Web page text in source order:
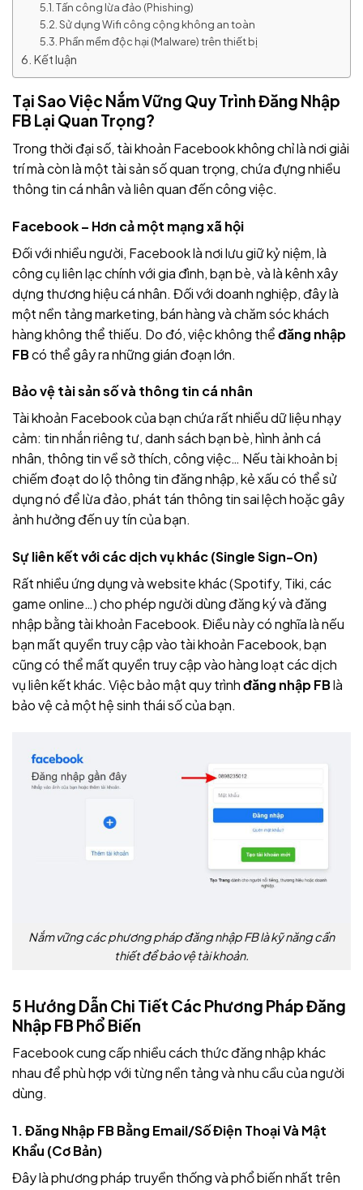
Tấn công lừa đảo (Phishing)
Sử dụng Wifi công cộng không an toàn
Phần mềm độc hại (Malware) trên thiết bị
Kết luận
Tại Sao Việc Nắm Vững Quy Trình Đăng Nhập
FB Lại Quan Trọng?
Trong thời đại số, tài khoản Facebook không chỉ là nơi giải
trí mà còn là một tài sản số quan trọng, chứa đựng nhiều
thông tin cá nhân và liên quan đến công việc.
Facebook – Hơn cả một mạng xã hội
Đối với nhiều người, Facebook là nơi lưu giữ kỷ niệm, là
công cụ liên lạc chính với gia đình, bạn bè, và là kênh xây
dựng thương hiệu cá nhân. Đối với doanh nghiệp, đây là
một nền tảng marketing, bán hàng và chăm sóc khách
hàng không thể thiếu. Do đó, việc không thểđăng nhập
FBcó thể gây ra những gián đoạn lớn.
Bảo vệ tài sản số và thông tin cá nhân
Tài khoản Facebook của bạn chứa rất nhiều dữ liệu nhạy
cảm: tin nhắn riêng tư, danh sách bạn bè, hình ảnh cá
nhân, thông tin về sở thích, công việc… Nếu tài khoản bị
chiếm đoạt do lộ thông tin đăng nhập, kẻ xấu có thể sử
dụng nó để lừa đảo, phát tán thông tin sai lệch hoặc gây
ảnh hưởng đến uy tín của bạn.
Sự liên kết với các dịch vụ khác (Single Sign-On)
Rất nhiều ứng dụng và website khác (Spotify, Tiki, các
game online…) cho phép người dùng đăng ký và đăng
nhập bằng tài khoản Facebook. Điều này có nghĩa là nếu
bạn mất quyền truy cập vào tài khoản Facebook, bạn
cũng có thể mất quyền truy cập vào hàng loạt các dịch
vụ liên kết khác. Việc bảo mật quy trìnhđăng nhập FBlà
bảo vệ cả một hệ sinh thái số của bạn.
Nắm vững các phương pháp đăng nhập FB là kỹ năng cần
thiết để bảo vệ tài khoản.
5 Hướng Dẫn Chi Tiết Các Phương Pháp Đăng
Nhập FB Phổ Biến
Facebook cung cấp nhiều cách thức đăng nhập khác
nhau để phù hợp với từng nền tảng và nhu cầu của người
dùng.
1. Đăng Nhập FB Bằng Email/Số Điện Thoại Và Mật
Khẩu (Cơ Bản)
Đây là phương pháp truyền thống và phổ biến nhất trên